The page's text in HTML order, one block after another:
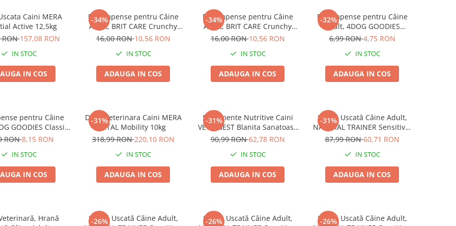
Caini MERA
Active 12,5kg
RON157,08 RON
IN STOC
IN COS
-34%
Recompense pentru Câine
Adult, BRIT CARE Crunchy
Cracker, Insecte, Curcan și
16,00 RON10,56 RON
IN STOC
ADAUGA IN COS
-34%
Recompense pentru Câine
Adult, BRIT CARE Crunchy
Cracker, Insecte, Iepure și
16,00 RON10,56 RON
IN STOC
ADAUGA IN COS
-32%
Recompense pentru Câine
Adult, 4DOG GOODIES
Trainer, Miel și Orez, 150g
6,99 RON4,75 RON
IN STOC
ADAUGA IN COS
pentru Câine
GOODIES Classic,
Pui, 100g
RON8,15 RON
IN STOC
IN COS
-31%
Dieta Veterinara Caini MERA
VITAL Mobility 10kg
318,99 RON220,10 RON
IN STOC
ADAUGA IN COS
-31%
Suplimente Nutritive Caini
VET'S BEST Blanita Sanatoasa
60 tablete
90,99 RON62,78 RON
IN STOC
ADAUGA IN COS
-31%
Hrană Uscată Câine Adult,
NATURAL TRAINER Sensitive,
Fără Gluten, Talie Mică,
87,99 RON60,71 RON
IN STOC
ADAUGA IN COS
Hrană
-26%
Hrană Uscată Câine Adult,
-26%
Hrană Uscată Câine Adult,
-26%
Hrană Uscată Câine Adult,